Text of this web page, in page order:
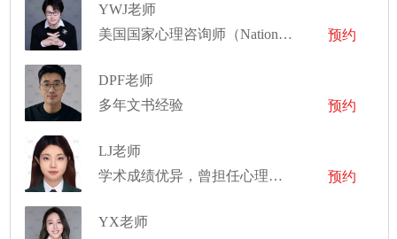
YWJ老师
美国国家心理咨询师（National Certified Counselor），曾发表一篇一作SCI，俩篇共一SCI。
预约
DPF老师
多年文书经验
预约
LJ老师
学术成绩优异，曾担任心理社团社长
预约
YX老师